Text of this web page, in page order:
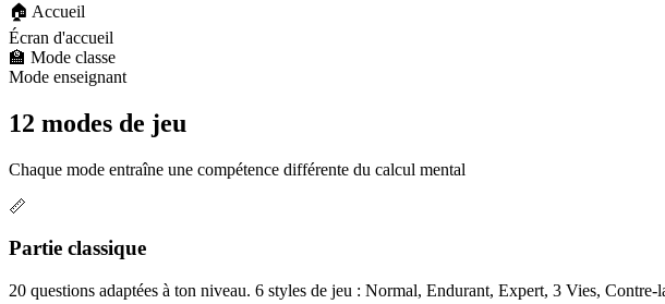
🏠 Accueil
Écran d'accueil
🏫 Mode classe
Mode enseignant
12 modes de jeu
Chaque mode entraîne une compétence différente du calcul mental
📏
Partie classique
20 questions adaptées à ton niveau. 6 styles de jeu : Normal, Endurant, Expert, 3 Vies, Contre-